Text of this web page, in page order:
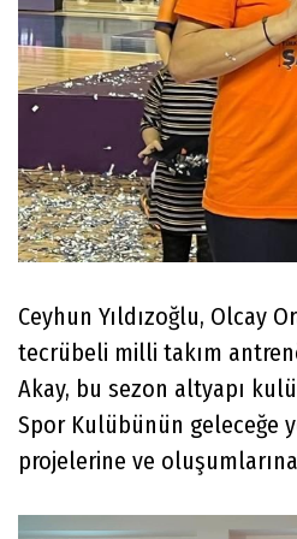
Ceyhun Yıldızoğlu, Olcay
tecrübeli milli takım
Akay, bu sezon altyapı
Spor Kulübünün geleceğe
projelerine ve